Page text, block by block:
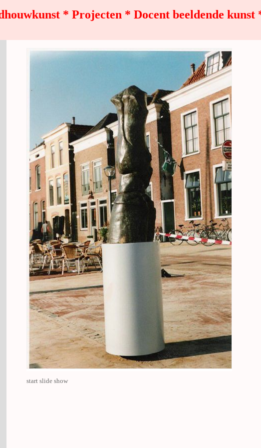
* Projecten * Docent beeldende kunst
start slide show